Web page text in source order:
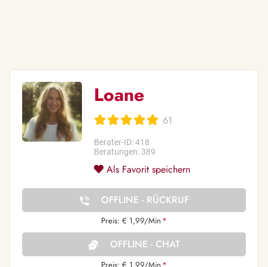
Loane
61
Berater-ID: 418
Beratungen: 389
Als Favorit speichern
OFFLINE - RÜCKRUF
Preis: € 1,99/Min *
OFFLINE - CHAT